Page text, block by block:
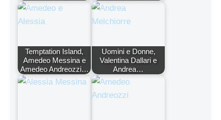
Temptation Island,
Amedeo Messina e
Amedeo Andreozzi…
Uomini e Donne,
Valentina Dallari e
Andrea…